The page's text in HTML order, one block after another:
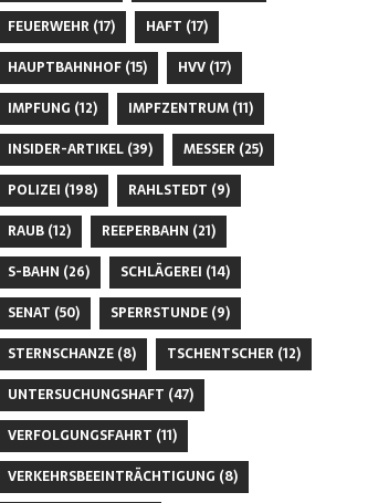
FEUERWEHR (17) HAFT (17)
HAUPTBAHNHOF(15) HVV(17)
IMPFUNG (12) IMPFZENTRUM(11)
INSIDER-ARTIKEL(39) MESSER (25)
POLIZEI (198) RAHLSTEDT (9)
RAUB(12) REEPERBAHN (21)
S-BAHN (26) SCHLÄGEREI (14)
SENAT (50) SPERRSTUNDE(9)
STERNSCHANZE(8) TSCHENTSCHER (12)
UNTERSUCHUNGSHAFT (47)
VERFOLGUNGSFAHRT (11)
VERKEHRSBEEINTRÄCHTIGUNG (8)